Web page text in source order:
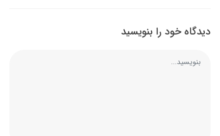
دیدگاه خود را بنویسید